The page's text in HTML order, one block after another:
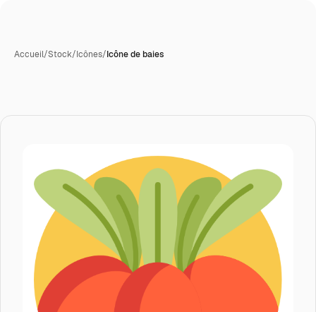
Accueil/Stock/Icônes/Icône de baies